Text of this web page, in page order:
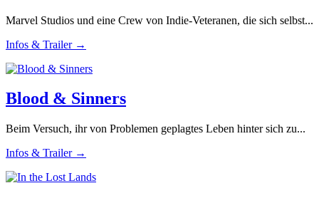
Marvel Studios und eine Crew von Indie-Veteranen, die sich selbst...
Infos & Trailer →
Blood & Sinners
Beim Versuch, ihr von Problemen geplagtes Leben hinter sich zu...
Infos & Trailer →